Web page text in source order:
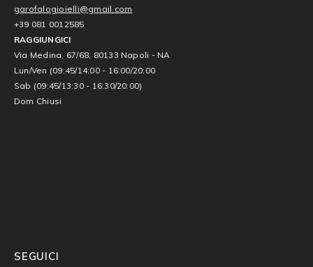
garofalogioielli@gmail.com
+39 081 0012585
RAGGIUNGICI
Via Medina, 67/68, 80133 Napoli - NA
Lun/Ven (09:45/14:00 - 16:00/20:00
Sab (09:45/13:30 - 16:30/20:00)
Dom Chiusi
SEGUICI